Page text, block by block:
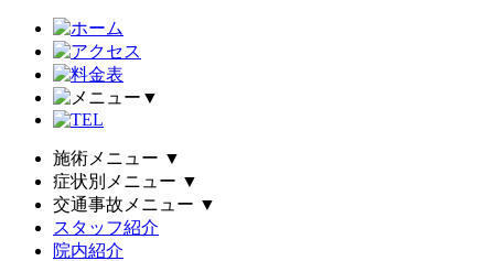
▼
施術メニュー ▼
症状別メニュー ▼
交通事故メニュー ▼
スタッフ紹介
院内紹介